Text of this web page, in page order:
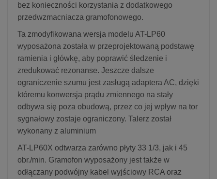
bez konieczności korzystania z dodatkowego
przedwzmacniacza gramofonowego.
Ta zmodyfikowana wersja modelu AT-LP60
wyposażona została w przeprojektowaną podstawę
ramienia i główkę, aby poprawić śledzenie i
zredukować rezonanse. Jeszcze dalsze
ograniczenie szumu jest zasługą adaptera AC, dzięki
któremu konwersja prądu zmiennego na stały
odbywa się poza obudową, przez co jej wpływ na tor
sygnałowy zostaje ograniczony. Talerz został
wykonany z aluminium
AT-LP60X odtwarza zarówno płyty 33 1/3, jak i 45
obr./min. Gramofon wyposażony jest także w
odłączany podwójny kabel wyjściowy RCA oraz